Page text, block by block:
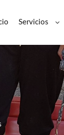
Servicios